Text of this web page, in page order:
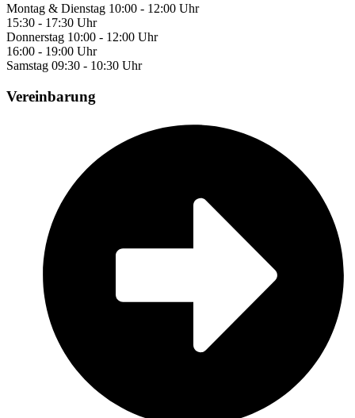
Montag & Dienstag 10:00 - 12:00 Uhr
15:30 - 17:30 Uhr
Donnerstag 10:00 - 12:00 Uhr
16:00 - 19:00 Uhr
Samstag 09:30 - 10:30 Uhr
Vereinbarung